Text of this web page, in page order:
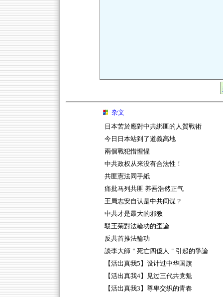
杂文
日本苦於應對中共綁匪的人質戰術
今日日本站到了道義高地
兩個戰犯惜惺惺
中共政权从来没有合法性！
共匪憲法同手紙
痛批马列共匪 养吾浩然正气
王局志安自认是中共间谍？
中共才是最大的邪教
駁王菊對法輪功的歪論
反共首推法輪功
談李大師＂死亡四億人＂引起的爭論
【活出真我5】设计过中华国旗
【活出真我4】见过三代共党魁
【活出真我3】尊卑交织的青春